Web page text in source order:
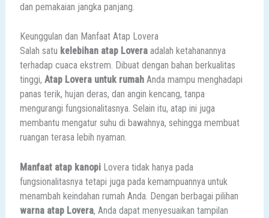
dan pemakaian jangka panjang.
Keunggulan dan Manfaat Atap Lovera
Salah satu kelebihan atap Loveraadalah ketahanannya
terhadap cuaca ekstrem. Dibuat dengan bahan berkualitas
tinggi, Atap Lovera untuk rumahAnda mampu menghadapi
panas terik, hujan deras, dan angin kencang, tanpa
mengurangi fungsionalitasnya. Selain itu, atap ini juga
membantu mengatur suhu di bawahnya, sehingga membuat
ruangan terasa lebih nyaman.
Manfaat atap kanopiLovera tidak hanya pada
fungsionalitasnya tetapi juga pada kemampuannya untuk
menambah keindahan rumah Anda. Dengan berbagai pilihan
warna atap Lovera, Anda dapat menyesuaikan tampilan